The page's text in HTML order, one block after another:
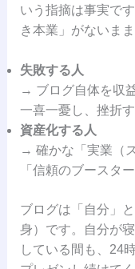
いう指摘は事実で
き本業」がないま
失敗する人
→ ブログ自体を収
一喜一憂し、挫折す
資産化する人
→ 確かな「実業（
「信頼のブースタ
ブログは「自分」
身）です。自分が
している間も、24